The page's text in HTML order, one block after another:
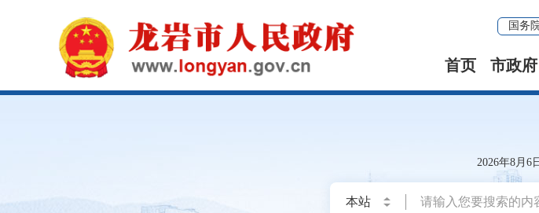
国务
首页 市政府
2026年8月6